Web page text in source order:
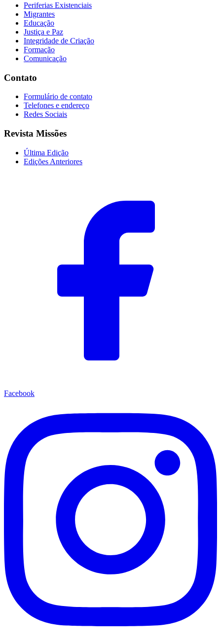
Periferias Existenciais
Migrantes
Educação
Justiça e Paz
Integridade de Criação
Formação
Comunicação
Contato
Formulário de contato
Telefones e endereço
Redes Sociais
Revista Missões
Última Edição
Edições Anteriores
Facebook